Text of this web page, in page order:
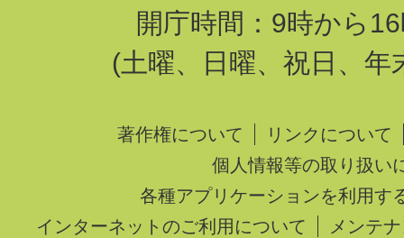
開庁時間：9時から
(土曜、日曜、祝日、年
著作権について
リンクについて
個人情報等の取り扱い
各種アプリケーションを利用す
インターネットのご利用について
メンテ